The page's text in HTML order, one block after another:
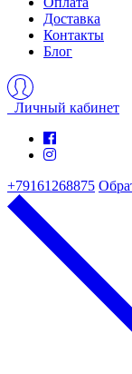
Доставка
Контакты
Блог
Личный кабинет
+79161268875